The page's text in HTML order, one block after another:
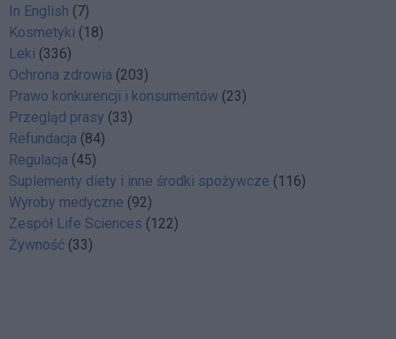
In English (7)
Kosmetyki (18)
Leki (336)
Ochrona zdrowia (203)
Prawo konkurencji i konsumentów (23)
Przegląd prasy (33)
Refundacja (84)
Regulacja (45)
Suplementy diety i inne środki spożywcze (116)
Wyroby medyczne (92)
Zespół Life Sciences (122)
Żywność (33)